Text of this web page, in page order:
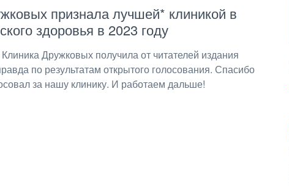
признала лучшей* клиникой в
здоровья в 2023 году
Дружковых получила от читателей издания
по результатам открытого голосования. Спасибо
за нашу клинику. И работаем дальше!